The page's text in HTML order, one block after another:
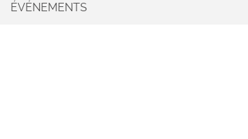
ÉVÉNEMENTS